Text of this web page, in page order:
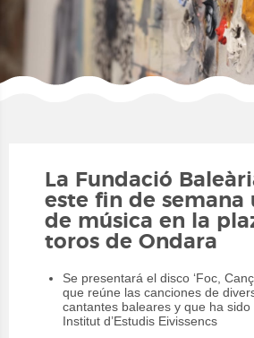
La Fundació
este fin de semana
de música en la
toros de Ondara
Se presentará el disco ‘Foc,
que reúne las canciones de
cantantes baleares y que ha
Institut d’Estudis Eivissencs